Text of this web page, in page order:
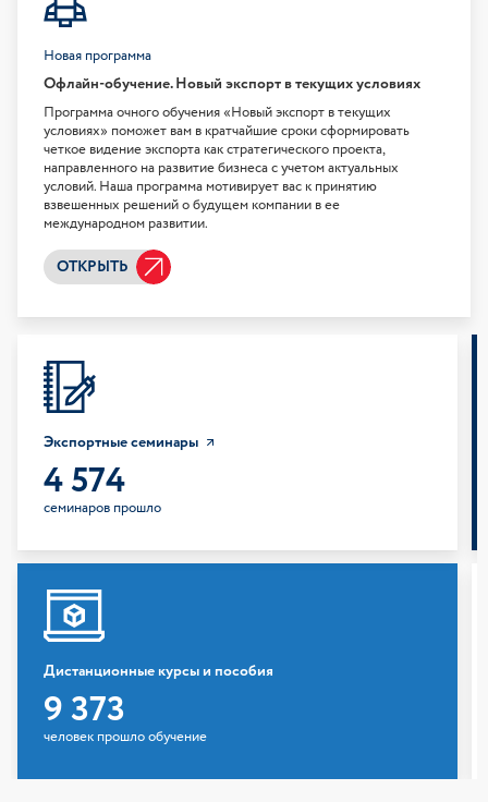
Новая программа
Офлайн-обучение. Новый экспорт в текущих условиях
Программа очного обучения «Новый экспорт в текущих
условиях» поможет вам в кратчайшие сроки сформировать
четкое видение экспорта как стратегического проекта,
направленного на развитие бизнеса с учетом актуальных
условий. Наша программа мотивирует вас к принятию
взвешенных решений о будущем компании в ее
международном развитии.
ОТКРЫТЬ
Экспортные семинары
4 574
семинаров прошло
Дистанционные курсы и пособия
9 373
человек прошло обучение